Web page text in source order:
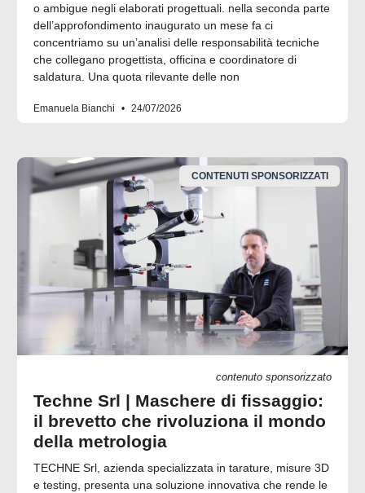
o ambigue negli elaborati progettuali. nella seconda parte
dell’approfondimento inaugurato un mese fa ci
concentriamo su un’analisi delle responsabilità tecniche
che collegano progettista, officina e coordinatore di
saldatura. Una quota rilevante delle non
Emanuela Bianchi 24/07/2026
CONTENUTI SPONSORIZZATI
contenuto sponsorizzato
Techne Srl | Maschere di fissaggio:
il brevetto che rivoluziona il mondo
della metrologia
TECHNE Srl, azienda specializzata in tarature, misure 3D
e testing, presenta una soluzione innovativa che rende le